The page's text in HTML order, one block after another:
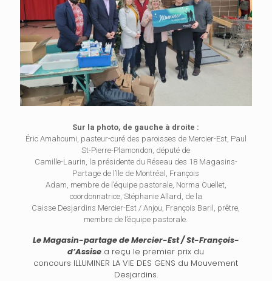
Sur la photo, de gauche à droite :
Éric Amahoumi, pasteur-curé des paroisses de Mercier-Est, Paul
St-Pierre-Plamondon, député de
Camille-Laurin, la présidente du Réseau des 18 Magasins-
Partage de l’Ile de Montréal, François
Adam, membre de l’équipe pastorale, Norma Ouellet,
coordonnatrice, Stéphanie Allard, de la
Caisse Desjardins Mercier-Est / Anjou, François Baril, prêtre,
membre de l’équipe pastorale.
Le Magasin-partage de Mercier-Est / St-François-
d’Assise a reçu le premier prix du
concours ILLUMINER LA VIE DES GENS du Mouvement
Desjardins.